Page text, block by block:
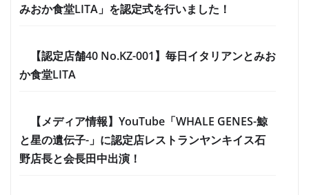
みおか食堂LITA」を認定式を行いました！
【認定店舗40 No.KZ-001】毎日イタリアンとみお
か食堂LITA
【メディア情報】YouTube「WHALE GENES-鯨
と星の遺伝子-」に認定店レストランヤンキイス石
野店長と会長田中出演！